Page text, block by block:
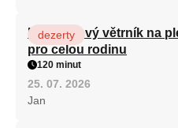
Karamelový větrník na
pro celou rodinu
dezerty
120 minut
25. 07. 2026
Jan